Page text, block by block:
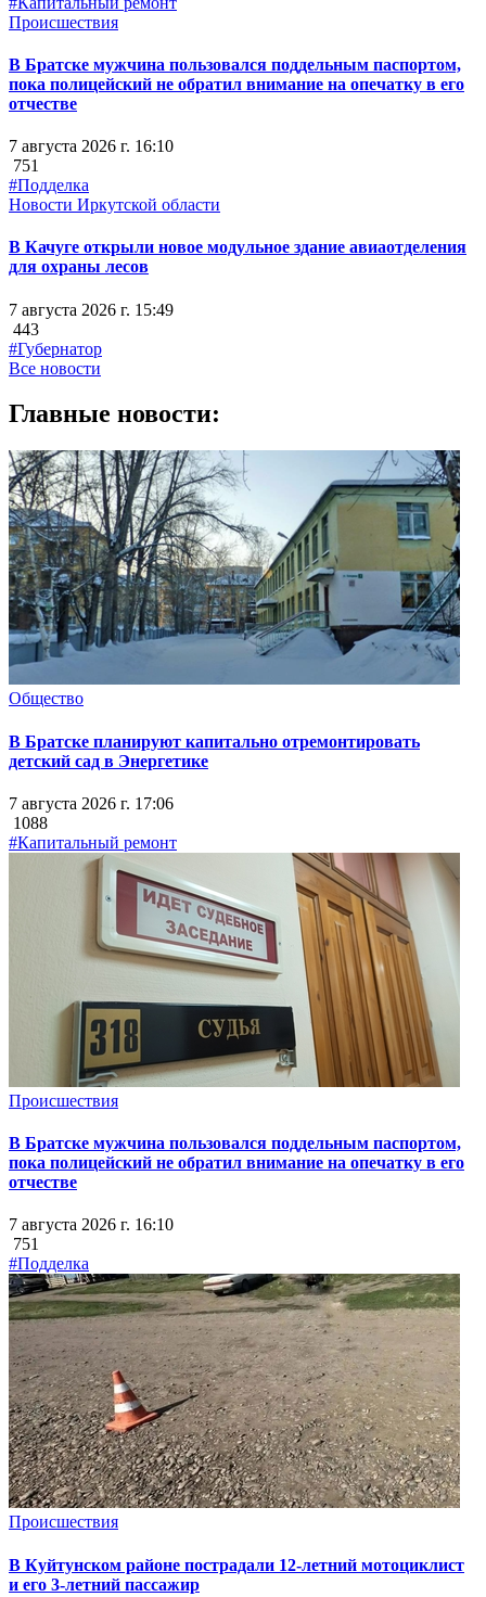
Происшествия
В Братске мужчина пользовался поддельным паспортом,
пока полицейский не обратил внимание на опечатку в его
отчестве
7 августа 2026 г. 16:10
751
#Подделка
Новости Иркутской области
В Качуге открыли новое модульное здание авиаотделения
для охраны лесов
7 августа 2026 г. 15:49
443
#Губернатор
Все новости
Главные новости:
Общество
В Братске планируют капитально отремонтировать
детский сад в Энергетике
7 августа 2026 г. 17:06
1088
#Капитальный ремонт
Происшествия
В Братске мужчина пользовался поддельным паспортом,
пока полицейский не обратил внимание на опечатку в его
отчестве
7 августа 2026 г. 16:10
751
#Подделка
Происшествия
В Куйтунском районе пострадали 12-летний мотоциклист
и его 3-летний пассажир